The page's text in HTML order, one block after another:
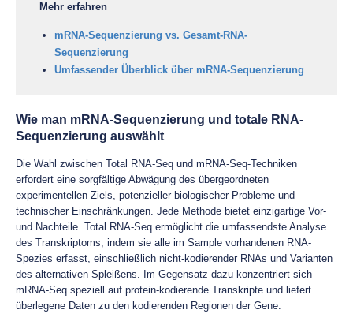
Mehr erfahren
mRNA-Sequenzierung vs. Gesamt-RNA-
Sequenzierung
Umfassender Überblick über mRNA-Sequenzierung
Wie man mRNA-Sequenzierung und totale RNA-
Sequenzierung auswählt
Die Wahl zwischen Total RNA-Seq und mRNA-Seq-Techniken
erfordert eine sorgfältige Abwägung des übergeordneten
experimentellen Ziels, potenzieller biologischer Probleme und
technischer Einschränkungen. Jede Methode bietet einzigartige Vor-
und Nachteile. Total RNA-Seq ermöglicht die umfassendste Analyse
des Transkriptoms, indem sie alle im Sample vorhandenen RNA-
Spezies erfasst, einschließlich nicht-kodierender RNAs und Varianten
des alternativen Spleißens. Im Gegensatz dazu konzentriert sich
mRNA-Seq speziell auf protein-kodierende Transkripte und liefert
überlegene Daten zu den kodierenden Regionen der Gene.